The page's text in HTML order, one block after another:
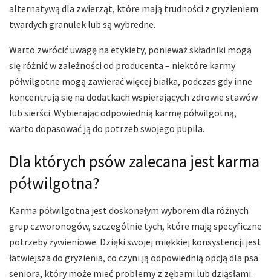
alternatywą dla zwierząt, które mają trudności z gryzieniem
twardych granulek lub są wybredne.
Warto zwrócić uwagę na etykiety, ponieważ składniki mogą
się różnić w zależności od producenta – niektóre karmy
półwilgotne mogą zawierać więcej białka, podczas gdy inne
koncentrują się na dodatkach wspierających zdrowie stawów
lub sierści. Wybierając odpowiednią karmę półwilgotną,
warto dopasować ją do potrzeb swojego pupila.
Dla których psów zalecana jest karma
półwilgotna?
Karma półwilgotna jest doskonałym wyborem dla różnych
grup czworonogów, szczególnie tych, które mają specyficzne
potrzeby żywieniowe. Dzięki swojej miękkiej konsystencji jest
łatwiejsza do gryzienia, co czyni ją odpowiednią opcją dla psa
seniora, który może mieć problemy z zębami lub dziąsłami.